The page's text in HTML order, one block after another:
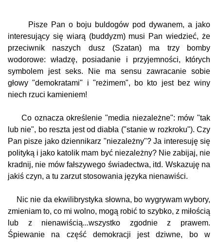
Pisze Pan o boju buldogów pod dywanem, a jako
interesujący się wiarą (buddyzm) musi Pan wiedzieć, że
przeciwnik naszych dusz (Szatan) ma trzy bomby
wodorowe: władzę, posiadanie i przyjemności, których
symbolem jest seks. Nie ma sensu zawracanie sobie
głowy "demokratami" i "reżimem", bo kto jest bez winy
niech rzuci kamieniem!
Co oznacza określenie "media niezależne": mów "tak
lub nie", bo reszta jest od diabła ("stanie w rozkroku"). Czy
Pan pisze jako dziennikarz "niezależny"? Ja interesuję się
polityką i jako katolik mam być niezależny? Nie zabijaj, nie
kradnij, nie mów fałszywego świadectwa, itd. Wskazuję na
jakiś czyn, a tu zarzut stosowania języka nienawiści.
Nic nie da ekwilibrystyka słowna, bo wygrywam wybory,
zmieniam to, co mi wolno, mogą robić to szybko, z miłością
lub z nienawiścią...wszystko zgodnie z prawem.
Śpiewanie na część demokracji jest dziwne, bo w